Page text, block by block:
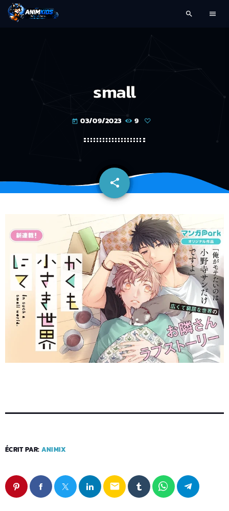
search menu
small
today 03/09/2023 9
share
email
ÉCRIT PAR: ANIMIX
email